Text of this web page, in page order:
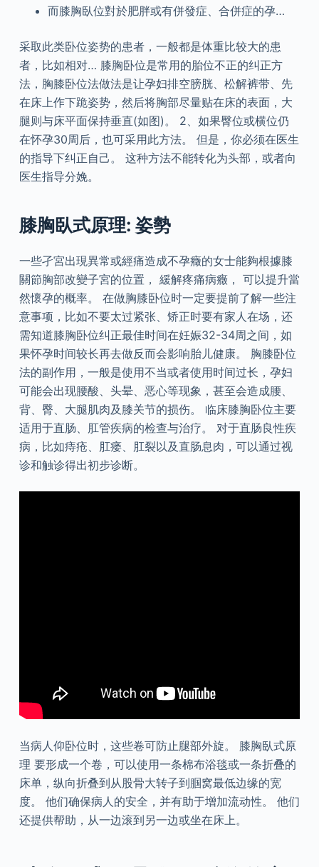
而膝胸臥位對於肥胖或有併發症、合併症的孕…
采取此类卧位姿势的患者，一般都是体重比较大的患
者，比如相对… 膝胸卧位是常用的胎位不正的纠正方
法，胸膝卧位法做法是让孕妇排空膀胱、松解裤带、先
在床上作下跪姿势，然后将胸部尽量贴在床的表面，大
腿则与床平面保持垂直(如图)。 2、如果臀位或横位仍
在怀孕30周后，也可采用此方法。 但是，你必须在医生
的指导下纠正自己。 这种方法不能转化为头部，或者向
医生指导分娩。
膝胸臥式原理: 姿勢
一些孑宮出現異常或經痛造成不孕癥的女士能夠根據膝
關節胸部改變子宮的位置， 緩解疼痛病癥， 可以提升當
然懷孕的概率。 在做胸膝卧位时一定要提前了解一些注
意事项，比如不要太过紧张、矫正时要有家人在场，还
需知道膝胸卧位纠正最佳时间在妊娠32-34周之间，如
果怀孕时间较长再去做反而会影响胎儿健康。 胸膝卧位
法的副作用，一般是使用不当或者使用时间过长，孕妇
可能会出现腰酸、头晕、恶心等现象，甚至会造成腰、
背、臀、大腿肌肉及膝关节的损伤。 临床膝胸卧位主要
适用于直肠、肛管疾病的检查与治疗。 对于直肠良性疾
病，比如痔疮、肛瘘、肛裂以及直肠息肉，可以通过视
诊和触诊得出初步诊断。
当病人仰卧位时，这些卷可防止腿部外旋。 膝胸臥式原
理 要形成一个卷，可以使用一条棉布浴毯或一条折叠的
床单，纵向折叠到从股骨大转子到腘窝最低边缘的宽
度。 他们确保病人的安全，并有助于增加流动性。 他们
还提供帮助，从一边滚到另一边或坐在床上。